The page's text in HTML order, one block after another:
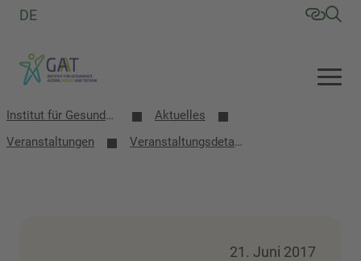
DE
Institut für Gesundheit, Altern, Arbeit und Technik (GAT)
Aktuelles
Veranstaltungen
Veranstaltungsdetails
21. Juni 2017